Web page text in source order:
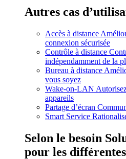
Autres cas
Accès à distance
connexion sécurisée
Contrôle à distance
indépendamment de la
Bureau à distance
vous soyez
Wake-on-LAN
appareils
Partage d’écran
Smart Service
Selon le besoin
pour les